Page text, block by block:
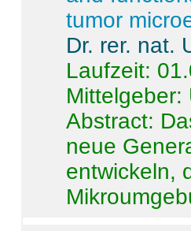
tumor
Dr. rer. nat.
Laufzeit:
Mittelgeber:
Abstract:
neue
entwickeln,